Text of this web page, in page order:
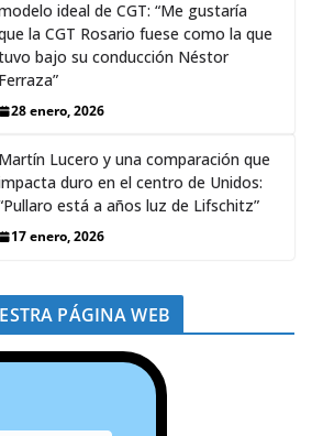
ideal de CGT: “Me gustaría
la CGT Rosario fuese como la que
bajo su conducción Néstor
Ferraza”
28 enero, 2026
Martín Lucero y una comparación que
duro en el centro de Unidos:
está a años luz de Lifschitz”
17 enero, 2026
PÁGINA WEB